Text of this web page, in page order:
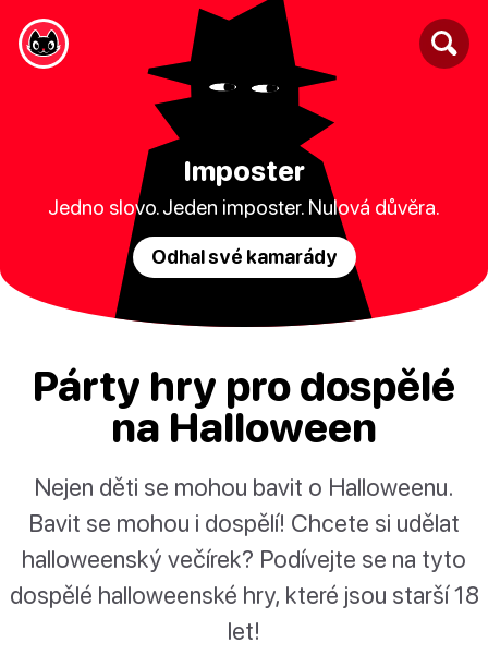
Imposter
Jedno slovo. Jeden imposter. Nulová důvěra.
Odhal své kamarády
Párty hry pro dospělé
na Halloween
Nejen děti se mohou bavit o Halloweenu.
Bavit se mohou i dospělí! Chcete si udělat
halloweenský večírek? Podívejte se na tyto
dospělé halloweenské hry, které jsou starší 18
let!